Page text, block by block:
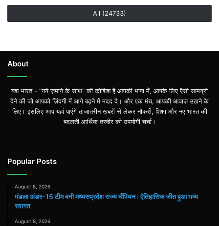
All (24733)
About
यश भारत - "नये ज़माने के साथ" की कोशिश है आपकी भाषा में, आपके लिए ऎसी सामग्री
देने की जो आपको ज़िंदगी में आगे बढ़ने में मदद दे। और एक मंच, आपकी आवाज़ उठाने के
लिए। इसलिए आप यहां पाएंगे ताज़ातरीन खबरों से लेकर नौकरी, शिक्षा और नए भारत की
बदलती आर्थिक तस्वीर की उपयोगी चर्चा।
Popular Posts
August 8, 2026
मंडला अंडर-15 टीम बनी मध्यसप्रदेश राज्य चैंपियन : ऐतिहासिक जीत हुआ भव्य
स्वागत
August 8, 2026